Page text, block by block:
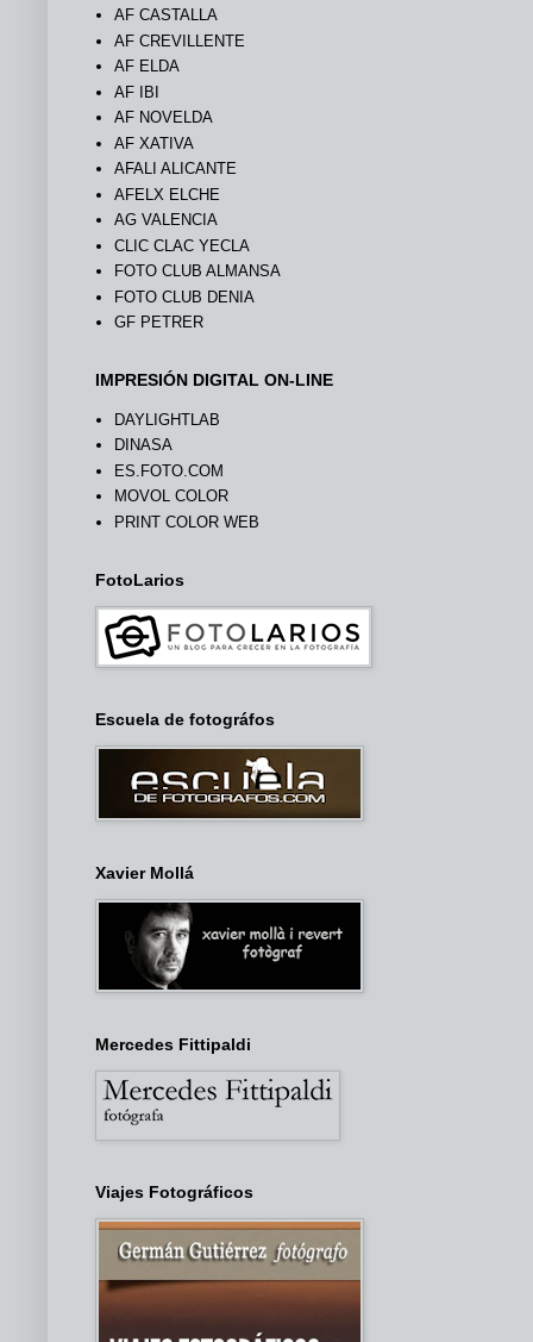
AF CASTALLA
AF CREVILLENTE
AF ELDA
AF IBI
AF NOVELDA
AF XATIVA
AFALI ALICANTE
AFELX ELCHE
AG VALENCIA
CLIC CLAC YECLA
FOTO CLUB ALMANSA
FOTO CLUB DENIA
GF PETRER
IMPRESIÓN DIGITAL ON-LINE
DAYLIGHTLAB
DINASA
ES.FOTO.COM
MOVOL COLOR
PRINT COLOR WEB
FotoLarios
Escuela de fotográfos
Xavier Mollá
Mercedes Fittipaldi
Viajes Fotográficos